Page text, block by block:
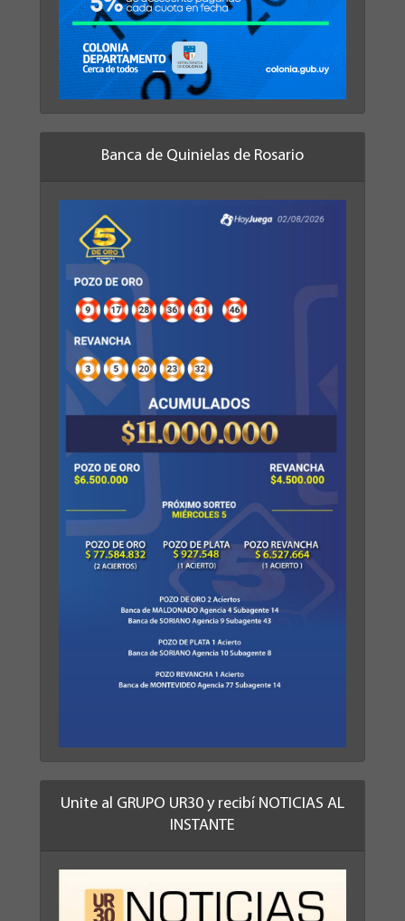
Banca de Quinielas de Rosario
Unite al GRUPO UR30 y recibí NOTICIAS AL
INSTANTE